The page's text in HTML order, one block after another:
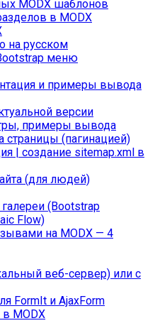
MODX шаблонов
в MODX
на русском
меню
и примеры вывода
версии
примеры вывода
страницы (пагинацией)
| создание sitemap.xml в
(для людей)
(Bootstrap
Flow)
на MODX — 4
веб-сервер) или с
FormIt и AjaxForm
в MODX